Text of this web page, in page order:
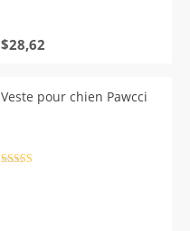
$28,62
Veste pour chien Pawcci